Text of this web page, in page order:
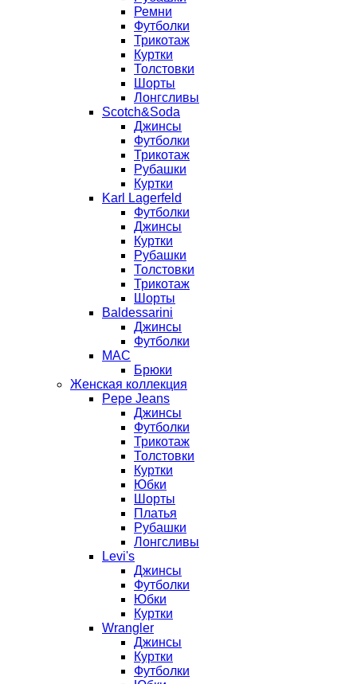
Ремни
Футболки
Трикотаж
Куртки
Толстовки
Шорты
Лонгсливы
Scotch&Soda
Джинсы
Футболки
Трикотаж
Рубашки
Куртки
Karl Lagerfeld
Футболки
Джинсы
Куртки
Рубашки
Толстовки
Трикотаж
Шорты
Baldessarini
Джинсы
Футболки
MAC
Брюки
Женская коллекция
Pepe Jeans
Джинсы
Футболки
Трикотаж
Толстовки
Куртки
Юбки
Шорты
Платья
Рубашки
Лонгсливы
Levi's
Джинсы
Футболки
Юбки
Куртки
Wrangler
Джинсы
Куртки
Футболки